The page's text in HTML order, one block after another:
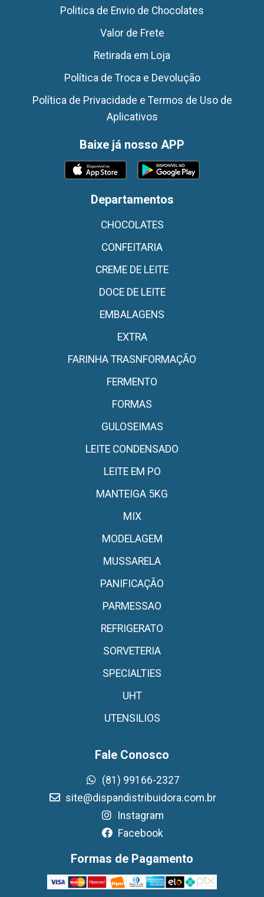
Politica de Envio de Chocolates
Valor de Frete
Retirada em Loja
Política de Troca e Devolução
Política de Privacidade e Termos de Uso de
Aplicativos
Baixe já nosso APP
Departamentos
CHOCOLATES
CONFEITARIA
CREME DE LEITE
DOCE DE LEITE
EMBALAGENS
EXTRA
FARINHA TRASNFORMAÇÃO
FERMENTO
FORMAS
GULOSEIMAS
LEITE CONDENSADO
LEITE EM PO
MANTEIGA 5KG
MIX
MODELAGEM
MUSSARELA
PANIFICAÇÃO
PARMESSAO
REFRIGERATO
SORVETERIA
SPECIALTIES
UHT
UTENSILIOS
Fale Conosco
(81) 99166-2327
site@dispandistribuidora.com.br
Instagram
Facebook
Formas de Pagamento